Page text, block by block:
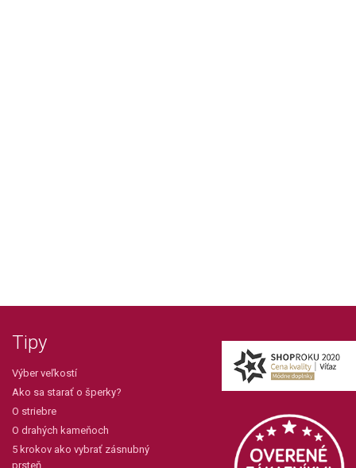
Tipy
Výber veľkostí
Ako sa starať o šperky?
O striebre
O drahých kameňoch
5 krokov ako vybrať zásnubný
prsteň